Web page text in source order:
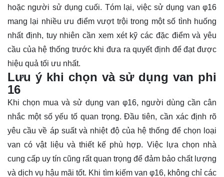
hoặc người sử dụng cuối. Tóm lại, việc sử dụng van φ16
mang lại nhiều ưu điểm vượt trội trong một số tình huống
nhất định, tuy nhiên cần xem xét kỹ các đặc điểm và yêu
cầu của hệ thống trước khi đưa ra quyết định để đạt được
hiệu quả tối ưu nhất.
Lưu ý khi chọn và sử dụng van phi
16
Khi chọn mua và sử dụng van φ16, người dùng cần cân
nhắc một số yếu tố quan trọng. Đầu tiên, cần xác định rõ
yêu cầu về áp suất và nhiệt độ của hệ thống để chọn loại
van có vật liệu và thiết kế phù hợp. Việc lựa chọn nhà
cung cấp uy tín cũng rất quan trọng để đảm bảo chất lượng
và dịch vụ hậu mãi tốt. Khi tìm kiếm van φ16, không chỉ các